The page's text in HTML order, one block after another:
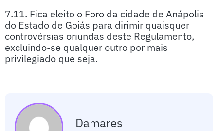
7.11. Fica eleito o Foro da cidade de Anápolis
do Estado de Goiás para dirimir quaisquer
controvérsias oriundas deste Regulamento,
excluindo-se qualquer outro por mais
privilegiado que seja.
Damares